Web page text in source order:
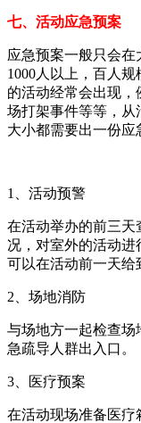
七、活动应急预案
应急预案一般只会在
1000人以上，百人
的活动经常会出现
场打架事件等等，从
大小都需要出一份应
1、活动预警
在活动举办的前三天
况，对室外的活动进
可以在活动前一天给
2、场地消防
与场地方一起检查场
急疏导人群出入口。
3、医疗预案
在活动现场准备医疗